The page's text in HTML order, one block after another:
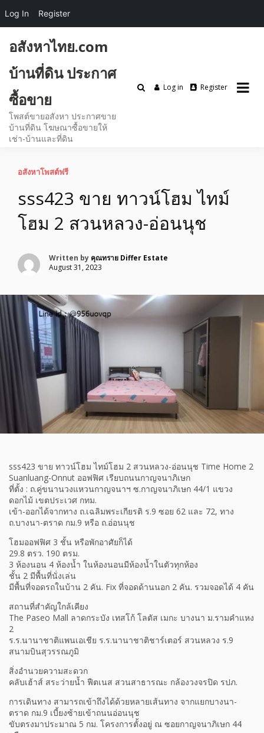
content
อสังหาไทย.com
บ้านที่ดิน ประกาศ
ซื้อขาย
โพสต์ขายอสังหา ประกาศขาย
บ้านที่ดิน โฆษณาซื้อขายให้
เช่า-บ้านและที่ดิน
Log in Register
อสังหาโพสต์ฟรี
sss423 ขาย ทาวน์โฮม ไทม์
โฮม 2 สวนหลวง-อ่อนนุช
Written by คุณทราย Differ Estate
August 31, 2023
sss423 ขาย ทาวน์โฮม ไทม์โฮม 2 สวนหลวง-อ่อนนุช Time Home 2
Suanluang-Onnut ออฟฟิศ เรียบถนนกาญจนาภิเษก
ที่ตั้ง : ถ.คู่ขนานวงแหวนกาญจนาฯ ซ.กาญจนาภิเษก 44/1 แขวง
ดอกไม้ เขตประเวศ กทม.
เข้า-ออกได้จากทาง ถ.เฉลิมพระเกียรติ ร.9 ซอย 62 และ 72, ทาง
ถ.บางนา-ตราด กม.9 หรือ ถ.อ่อนนุช
โฮมออฟฟิศ 3 ชั้น หรือพักอาศัยก็ได้
29.8 ตรว. 190 ตรม.
3 ห้องนอน 4 ห้องน้ำ ในห้องนอนมีห้องน้ำในตัวทุกห้อง
ชั้น 2 มีพื้นที่นั่งเล่น
มีพื้นที่จอดรถในบ้าน 2 คัน. Fix ที่จอดด้านนอก 2 คัน. รวมจอดได้ 4 คัน
สถานที่สำคัญใกล้เคียง
The Paseo Mall ลาดกระบัง เทสโก้ โลตัส เมกะ บางนา ม.รามคำแหง
2
ร.ร.นานาชาติแพนเอเชีย ร.ร.นานาชาติชาร์เตอร์ สวนหลวง ร.9
สนามบินสุวรรณภูมิ
สิ่งอำนวยความสะดวก
คลับเฮ้าส์ สระว่ายน้ำ ฟืตเนส สวนสาธารณะ กล้องวงจรปิด รปภ.
การเดินทาง สามารถเข้าถึงได้ด้วยหลายเส้นทาง จากแยกบางนา-
ตราด กม.9 เบี้ยงซ้ายเข้าถนนอ่อนนุช
ขับตรงมาประมาณ 5 กม. โครงการตั้งอยู่ ณ ซอยกาญจนาภิเษก 44
Log In Register